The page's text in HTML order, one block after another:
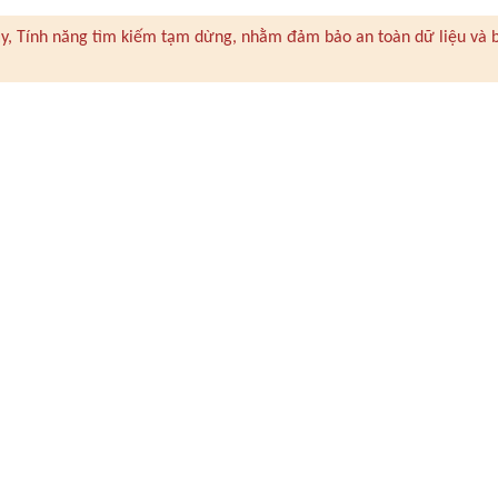
Tính năng tìm kiếm tạm dừng, nhằm đảm bảo an toàn dữ liệu và